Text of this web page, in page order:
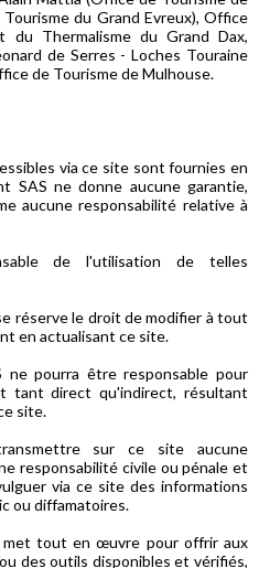
du Grand Evreux), Office
du Thermalisme du Grand Dax,
de Serres - Loches Touraine
de Tourisme de Mulhouse.
via ce site sont fournies en
SAS ne donne aucune garantie,
aucune responsabilité relative à
de l'utilisation de telles
réserve le droit de modifier à tout
en actualisant ce site.
ne pourra être responsable pour
tant direct qu'indirect, résultant
site.
sur ce site aucune
responsabilité civile ou pénale et
via ce site des informations
ou diffamatoires.
met tout en œuvre pour offrir aux
des outils disponibles et vérifiés,